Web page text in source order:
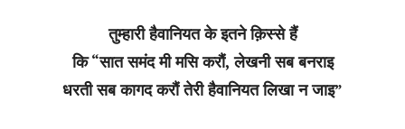
तुम्हारी हैवानियत के इतने क़िस्से हैं
कि “सात समंद मी मसि करौं, लेखनी सब बनराइ
धरती सब कागद करौं तेरी हैवानियत लिखा न जाइ”